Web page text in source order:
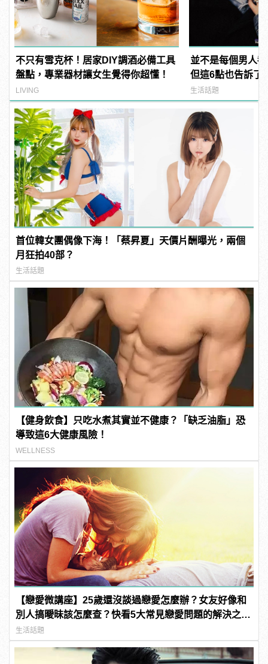
不只有雪克杯！居家DIY調酒必備工具
盤點，專業器材讓女生覺得你超懂！
LIVING
並不是每個男人
但這6點也告訴了
女友有多棒！
生活話題
首位韓女團偶像下海！「蔡昇夏」天價片酬曝光，兩個
月狂拍40部？
生活話題
【健身飲食】只吃水煮其實並不健康？「缺乏油脂」恐
導致這6大健康風險！
WELLNESS
【戀愛微講座】25歲還沒談過戀愛怎麼辦？女友好像和
別人搞曖昧該怎麼查？快看5大常見戀愛問題的解決之
道！
生活話題